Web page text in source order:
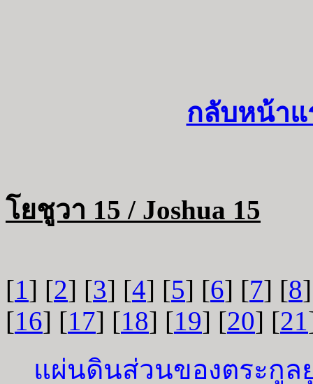
กลับหน้าแ
โยชูวา 15 / Joshua 15
[1] [2] [3] [4] [5] [6] [7] [8
[16] [17] [18] [19] [20] [21
แผ่นดินส่วนของตระกูล